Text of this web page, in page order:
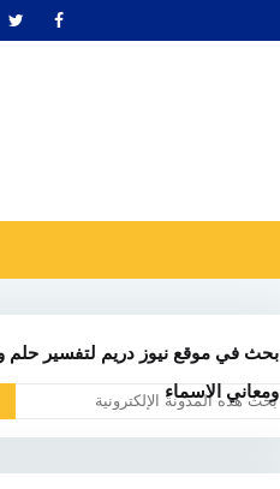
بحث في موقع نيوز دريم لتفسير حلم
ومعاني الاسماء